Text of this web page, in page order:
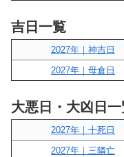
吉日一覧
2027年｜神吉日
2027年｜母倉日
大悪日・大凶日
2027年｜十死日
2027年｜三隣亡